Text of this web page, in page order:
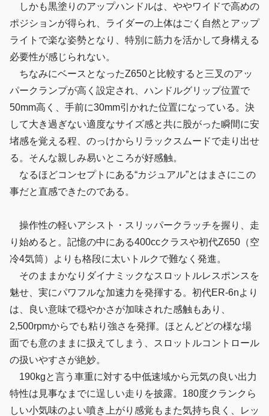
しかも黒塗りのアップハンドルは、ややワイドで高めの
ポジションが得られ、ライダーの上体はごく自然とアップ
ライトで楽な姿勢となり、特別に筋力を活かして身構える
必要性が感じられない。
ちなみにベースとなったZ650と比較すると三叉のアッ
パークランプが高く設定され、ハンドルグリップ位置で
50mm高く、手前に30mm引かれた位置になっている。決
して大き過ぎない適度なサイズ感と共に股がった瞬間に安
堵感を覚える程、のっけからリラックスムードで走り出せ
る。そんな親しみ易いところが好感触。
なるほどコンセプトにある“カジュアル”とはまさにこの
事だと直感できたのである。
操作性の軽いアシスト・スリッパークラッチを握り、走
り始めると。記憶の中にある400ccクラスや初代Z650（空
冷4気筒）よりも格段に太いトルクで難なく発進。
そのままかなりダイナミックなスロットルレスポンスを
魅せ、実にパワフルな加速力を発揮する。初代ER-6nより
は、良い意味で穏やかさが加味された感触もあり、
2,500rpmからでも粘り強さを発揮。ほとんどどの様な場
面でも意のままに扱えてしまう、スロットルコントロール
の扱いやすさが絶妙。
190kgと言う車重に対する中低速域から元気の良い出力
特性は見事なまでに逞しい走りを披露。180度クランクら
しい小気味のよい噴き上がり感覚もまた気持ち良く、レッ